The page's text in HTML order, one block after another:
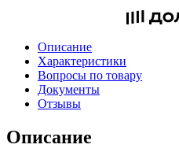
Описание
Характеристики
Вопросы по товару
Документы
Отзывы
Описание